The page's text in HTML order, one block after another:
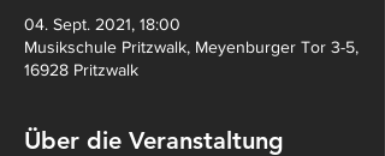
04. Sept. 2021, 18:00
Musikschule Pritzwalk, Meyenburger Tor 3-5,
16928 Pritzwalk
Über die Veranstaltung